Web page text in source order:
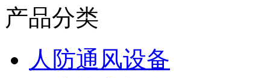
产品分类
人防通风设备